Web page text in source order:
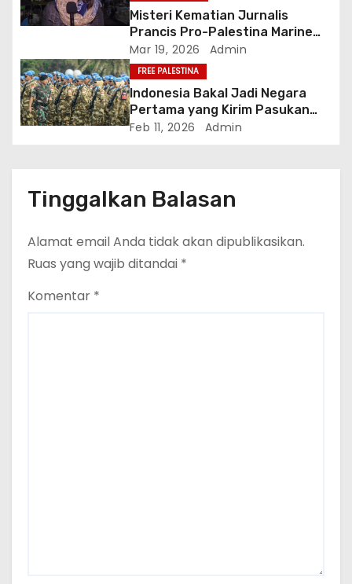
Misteri Kematian Jurnalis
Prancis Pro-Palestina Marine
Vlahovic saat Investigasi
Genosida Gaza
Mar 19, 2026 Admin
FREE PALESTINA
Indonesia Bakal Jadi Negara
Pertama yang Kirim Pasukan
Asing ke Gaza dalam Misi ISF
Feb 11, 2026 Admin
Tinggalkan Balasan
Alamat email Anda tidak akan dipublikasikan.
Ruas yang wajib ditandai *
Komentar *